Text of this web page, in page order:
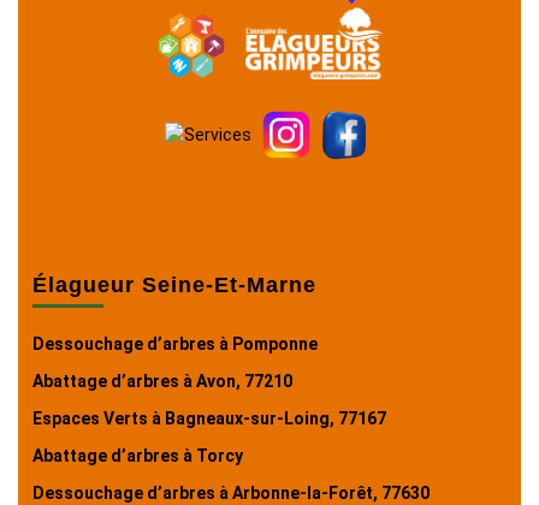
Élagueur Seine-Et-Marne
Dessouchage d’arbres à Pomponne
Abattage d’arbres à Avon, 77210
Espaces Verts à Bagneaux-sur-Loing, 77167
Abattage d’arbres à Torcy
Dessouchage d’arbres à Arbonne-la-Forêt, 77630